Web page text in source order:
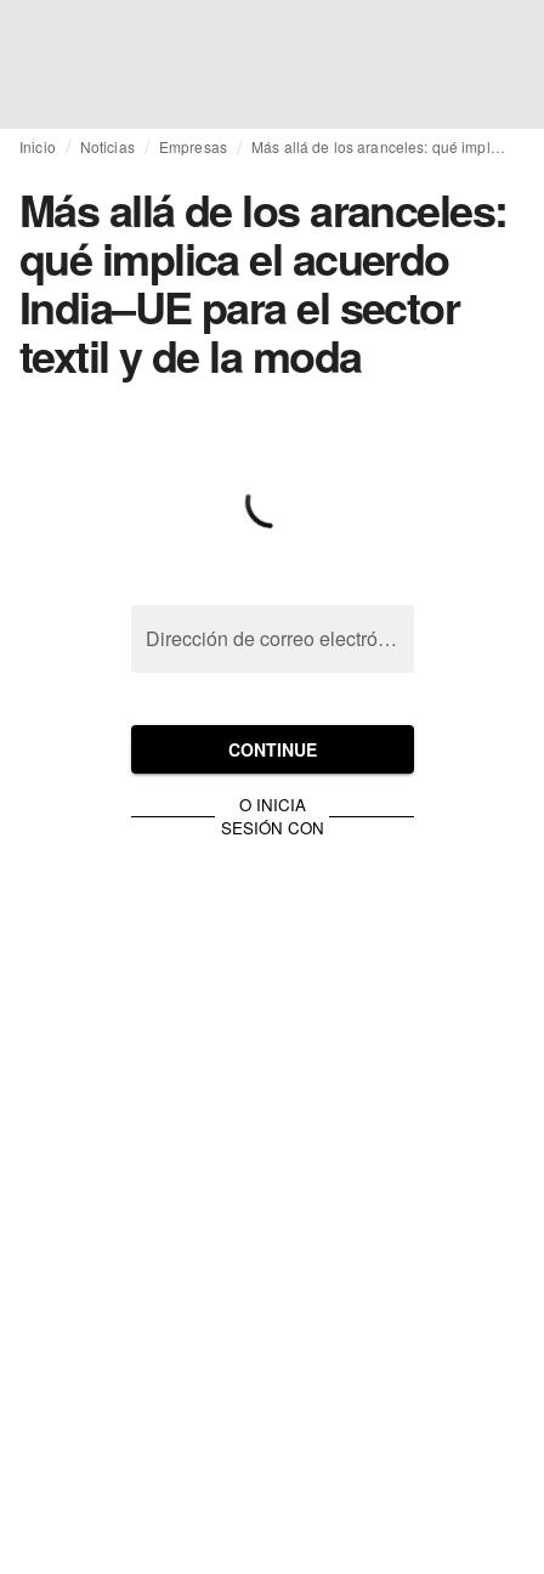
Inicio Noticias Empresas
Más allá de los aranceles:
qué implica el acuerdo
India–UE para el sector
textil y de la moda
Dirección de correo electrónico
CONTINUE
O INICIA
SESIÓN CON